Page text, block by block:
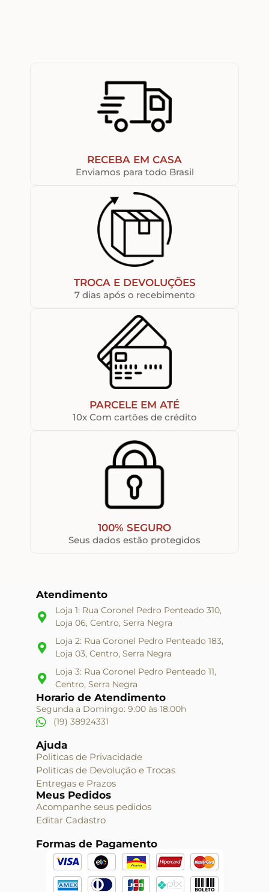
RECEBA EM CASA
Enviamos para todo Brasil
TROCA E DEVOLUÇÕES
7 dias após o recebimento
PARCELE EM ATÉ
10x Com cartões de crédito
100% SEGURO
Seus dados estão protegidos
Atendimento
Loja 1: Rua Coronel Pedro Penteado 310,
Loja 06, Centro, Serra Negra
Loja 2: Rua Coronel Pedro Penteado 183,
Loja 03, Centro, Serra Negra
Loja 3: Rua Coronel Pedro Penteado 11,
Centro, Serra Negra
Horario de Atendimento
Segunda a Domingo: 9:00 às 18:00h
(19) 38924331
Ajuda
Politicas de Privacidade
Politicas de Devolução e Trocas
Entregas e Prazos
Meus Pedidos
Acompanhe seus pedidos
Editar Cadastro
Formas de Pagamento